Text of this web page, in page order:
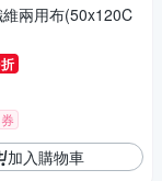
兩用布(50x120C
券
加入購物車